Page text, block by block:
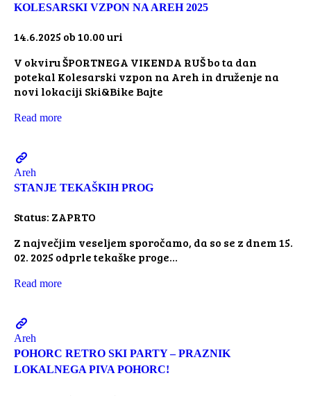
KOLESARSKI VZPON NA AREH 2025
14.6.2025 ob 10.00 uri
V okviru ŠPORTNEGA VIKENDA RUŠ bo ta dan
potekal Kolesarski vzpon na Areh in druženje na
novi lokaciji Ski&Bike Bajte
Read more
Areh
STANJE TEKAŠKIH PROG
Status: ZAPRTO
Z največjim veseljem sporočamo, da so se z dnem 15.
02. 2025 odprle tekaške proge…
Read more
Areh
POHORC RETRO SKI PARTY – PRAZNIK
LOKALNEGA PIVA POHORC!